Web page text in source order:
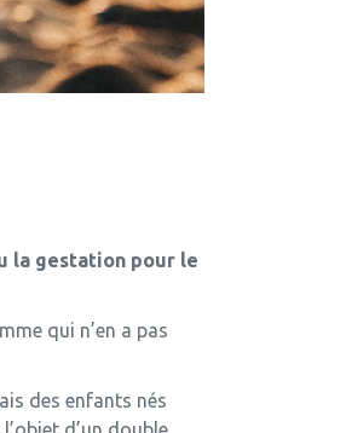
la gestation pour le
qui n’en a pas
des enfants nés